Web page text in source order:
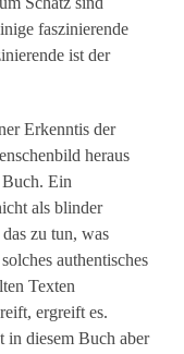
faszinierende
ist der
Erkenntis der
heraus
Buch. Ein
als blinder
zu tun, was
authentisches
Texten
ergreift es.
in diesem Buch aber